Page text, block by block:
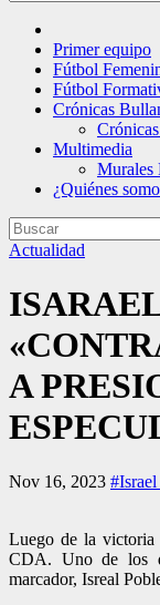
Primer equipo
Fútbol
Fútbol
Crónicas
Multimedia
Murales
¿Quiénes
Actualidad
A
Nov 16, 2023
Luego de la
CDA. Uno de los
marcador, Isreal